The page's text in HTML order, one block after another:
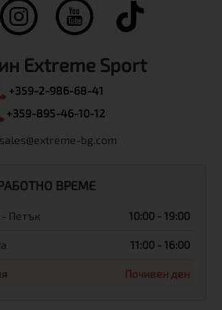
Extreme Sport
+359-2-986-68-41
+359-895-46-10-12
sales@extreme-bg.com
ВРЕМЕ
Петък 10:00 - 19:00
11:00 - 16:00
Почивен ден